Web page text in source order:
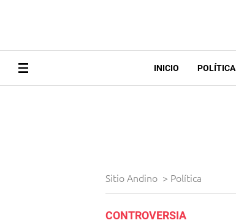
INICIO POLÍTICA
Sitio Andino > Política
CONTROVERSIA